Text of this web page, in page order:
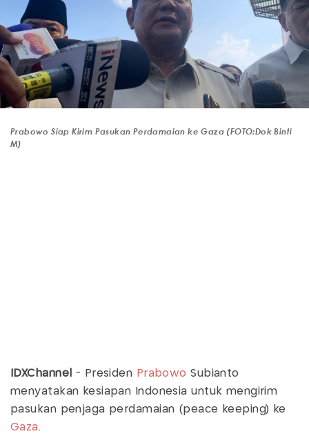
Prabowo Siap Kirim Pasukan Perdamaian ke Gaza (FOTO:Dok Binti
M)
IDXChannel - Presiden Prabowo Subianto
menyatakan kesiapan Indonesia untuk mengirim
pasukan penjaga perdamaian (peace keeping) ke
Gaza .